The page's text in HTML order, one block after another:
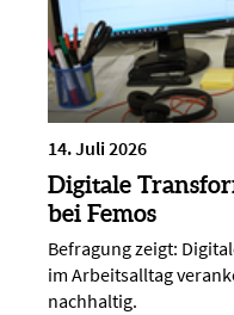
14. Juli 2026
Digitale
bei Femos
Befragung zeigt:
im Arbeitsalltag
nachhaltig.